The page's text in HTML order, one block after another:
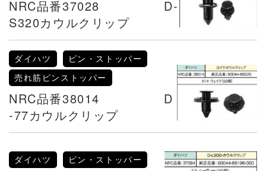
NRC品番37028 D-
S320カウルクリップ
ダイハツ
ピン・ストッパー
売れ筋ピンストッパー
NRC品番38014 D
-77カウルクリップ
ダイハツ ピン・ストッパー